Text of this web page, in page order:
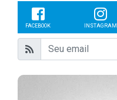
FACEBOOK INSTAGRAM